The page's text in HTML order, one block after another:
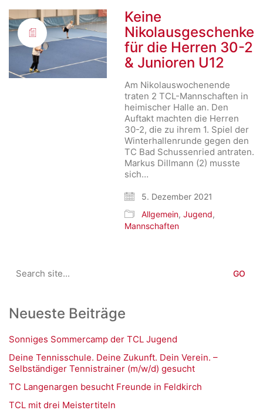
Keine
Nikolausgeschenke
für die Herren 30-2
& Junioren U12
Am Nikolauswochenende
traten 2 TCL-Mannschaften in
heimischer Halle an. Den
Auftakt machten die Herren
30-2, die zu ihrem 1. Spiel der
Winterhallenrunde gegen den
TC Bad Schussenried antraten.
Markus Dillmann (2) musste
sich…
5. Dezember 2021
Allgemein,Jugend,
Mannschaften
for:
Neueste Beiträge
Sonniges Sommercamp der TCL Jugend
Deine Tennisschule. Deine Zukunft. Dein Verein. –
Selbständiger Tennistrainer (m/w/d) gesucht
TC Langenargen besucht Freunde in Feldkirch
TCL mit drei Meistertiteln